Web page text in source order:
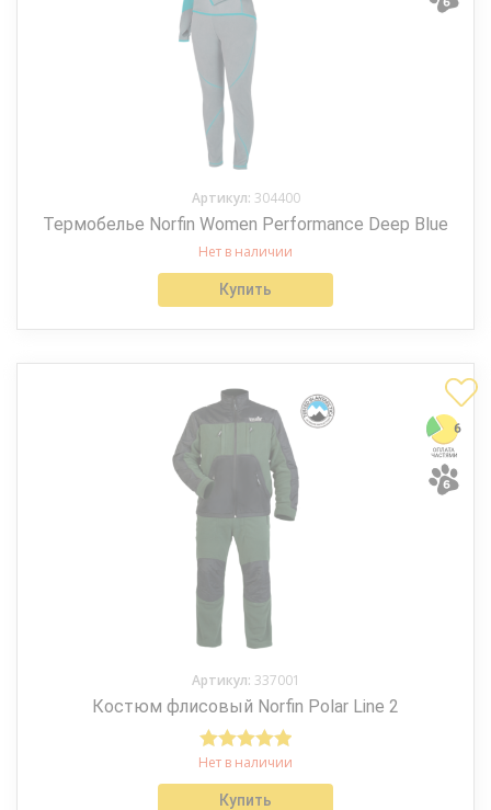
Артикул: 304400
Термобелье Norfin Women Performance Deep Blue
Нет в наличии
Купить
Артикул: 337001
Костюм флисовый Norfin Polar Line 2
Оценка5.00
Нет в наличии
Купить